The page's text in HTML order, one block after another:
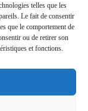
telles que les
Le fait de consentir
que le comportement de
ou de retirer son
et fonctions.
votre
comme
de la